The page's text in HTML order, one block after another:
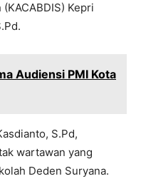
Kepri
Audiensi PMI Kota
S.Pd,
wartawan yang
Deden Suryana.